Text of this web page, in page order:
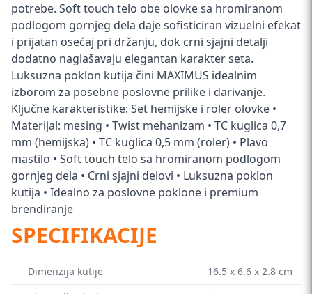
potrebe. Soft touch telo obe olovke sa hromiranom
podlogom gornjeg dela daje sofisticiran vizuelni efekat
i prijatan osećaj pri držanju, dok crni sjajni detalji
dodatno naglašavaju elegantan karakter seta.
Luksuzna poklon kutija čini MAXIMUS idealnim
izborom za posebne poslovne prilike i darivanje.
Ključne karakteristike: Set hemijske i roler olovke •
Materijal: mesing • Twist mehanizam • TC kuglica 0,7
mm (hemijska) • TC kuglica 0,5 mm (roler) • Plavo
mastilo • Soft touch telo sa hromiranom podlogom
gornjeg dela • Crni sjajni delovi • Luksuzna poklon
kutija • Idealno za poslovne poklone i premium
brendiranje
SPECIFIKACIJE
Dimenzija kutije
16.5 x 6.6 x 2.8 cm